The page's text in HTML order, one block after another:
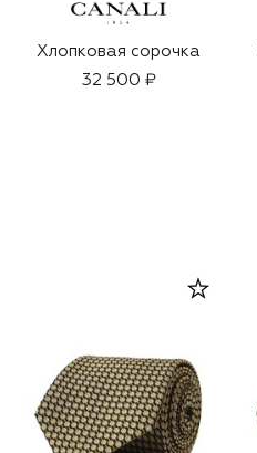
Хлопковая сорочка
32 500 ₽